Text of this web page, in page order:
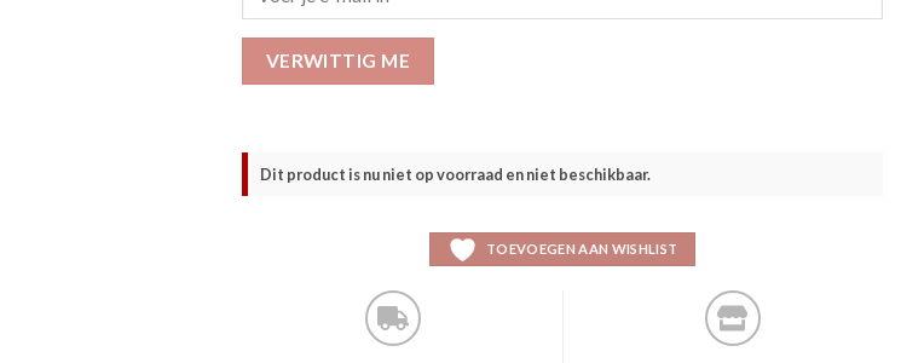
VERWITTIG ME
Dit product is nu niet op voorraad en niet beschikbaar.
TOEVOEGEN AAN WISHLIST